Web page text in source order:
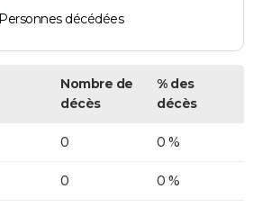
Personnes décédées
Nombre de
décès
% des
décès
0 0 %
0 0 %